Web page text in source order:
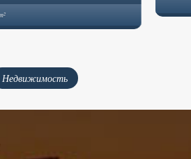
Недвижимость